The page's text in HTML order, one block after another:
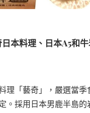
本料理、日本A5和
理「藝奇」，嚴選當季
。採用日本男鹿半島的